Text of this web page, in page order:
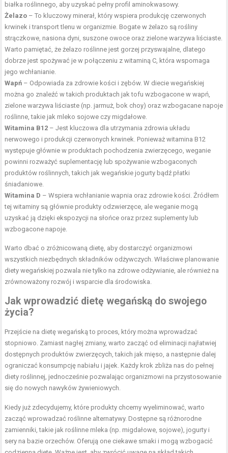
białka roślinnego, aby uzyskać pełny profil aminokwasowy.
Żelazo – To kluczowy minerał, który wspiera produkcję czerwonych
krwinek i transport tlenu w organizmie. Bogate w żelazo są rośliny
strączkowe, nasiona dyni, suszone owoce oraz zielone warzywa liściaste.
Warto pamiętać, że żelazo roślinne jest gorzej przyswajalne, dlatego
dobrze jest spożywać je w połączeniu z witaminą C, która wspomaga
jego wchłanianie.
Wapń – Odpowiada za zdrowie kości i zębów. W diecie wegańskiej
można go znaleźć w takich produktach jak tofu wzbogacone w wapń,
zielone warzywa liściaste (np. jarmuż, bok choy) oraz wzbogacane napoje
roślinne, takie jak mleko sojowe czy migdałowe.
Witamina B12 – Jest kluczowa dla utrzymania zdrowia układu
nerwowego i produkcji czerwonych krwinek. Ponieważ witamina B12
występuje głównie w produktach pochodzenia zwierzęcego, weganie
powinni rozważyć suplementację lub spożywanie wzbogaconych
produktów roślinnych, takich jak wegańskie jogurty bądź płatki
śniadaniowe.
Witamina D – Wspiera wchłanianie wapnia oraz zdrowie kości. Źródłem
tej witaminy są głównie produkty odzwierzęce, ale weganie mogą
uzyskać ją dzięki ekspozycji na słońce oraz przez suplementy lub
wzbogacone napoje.
Warto dbać o zróżnicowaną dietę, aby dostarczyć organizmowi
wszystkich niezbędnych składników odżywczych. Właściwe planowanie
diety wegańskiej pozwala nie tylko na zdrowe odżywianie, ale również na
zrównoważony rozwój i wsparcie dla środowiska.
Jak wprowadzić dietę wegańską do swojego
życia?
Przejście na dietę wegańską to proces, który można wprowadzać
stopniowo. Zamiast nagłej zmiany, warto zacząć od eliminacji najłatwiej
dostępnych produktów zwierzęcych, takich jak mięso, a następnie dalej
ograniczać konsumpcję nabiału i jajek. Każdy krok zbliża nas do pełnej
diety roślinnej, jednocześnie pozwalając organizmowi na przystosowanie
się do nowych nawyków żywieniowych.
Kiedy już zdecydujemy, które produkty chcemy wyeliminować, warto
zacząć wprowadzać roślinne alternatywy. Dostępne są różnorodne
zamienniki, takie jak roślinne mleka (np. migdałowe, sojowe), jogurty i
sery na bazie orzechów. Oferują one ciekawe smaki i mogą wzbogacić